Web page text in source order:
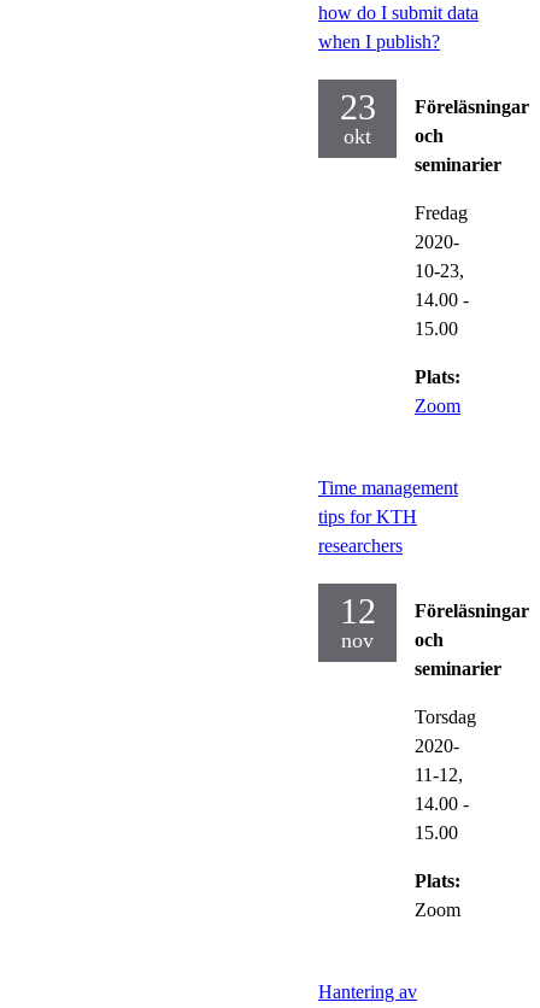
how do I submit data
when I publish?
23
okt
Föreläsningar
och
seminarier
Fredag
2020-
10-23,
14.00 -
15.00
Plats:
Zoom
Time management
tips for KTH
researchers
12
nov
Föreläsningar
och
seminarier
Torsdag
2020-
11-12,
14.00 -
15.00
Plats:
Zoom
Hantering av